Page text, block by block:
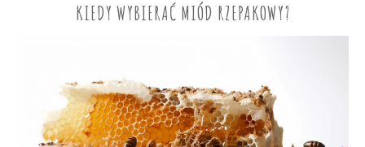
KIEDY WYBIERAĆ MIÓD RZEPAKOWY?